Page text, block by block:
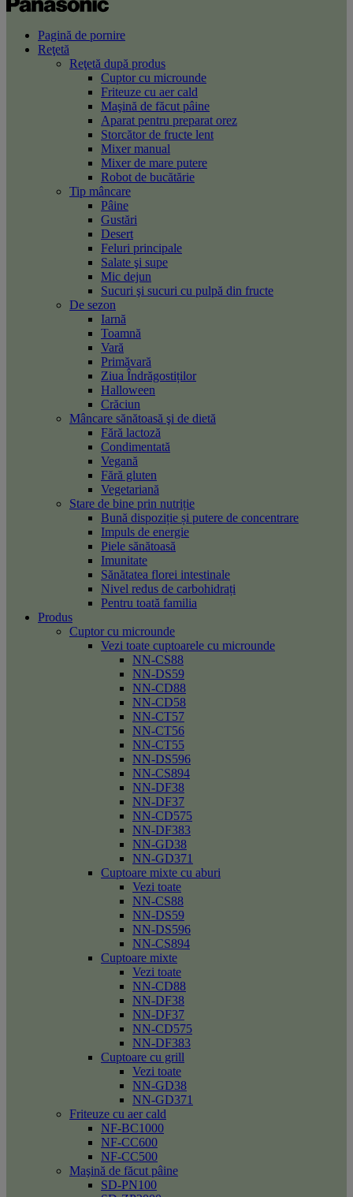
Pagină de pornire
Reţetă
Reţetă după produs
Cuptor cu microunde
Friteuze cu aer cald
Maşină de făcut pâine
Aparat pentru preparat orez
Storcător de fructe lent
Mixer manual
Mixer de mare putere
Robot de bucătărie
Tip mâncare
Pâine
Gustări
Desert
Feluri principale
Salate şi supe
Mic dejun
Sucuri şi sucuri cu pulpă din fructe
De sezon
Iarnă
Toamnă
Vară
Primăvară
Ziua Îndrăgostiților
Halloween
Crăciun
Mâncare sănătoasă şi de dietă
Fără lactoză
Condimentată
Vegană
Fără gluten
Vegetariană
Stare de bine prin nutriție
Bună dispoziție și putere de concentrare
Impuls de energie
Piele sănătoasă
Imunitate
Sănătatea florei intestinale
Nivel redus de carbohidrați
Pentru toată familia
Produs
Cuptor cu microunde
Vezi toate cuptoarele cu microunde
NN-CS88
NN-DS59
NN-CD88
NN-CD58
NN-CT57
NN-CT56
NN-CT55
NN-DS596
NN-CS894
NN-DF38
NN-DF37
NN-CD575
NN-DF383
NN-GD38
NN-GD371
Cuptoare mixte cu aburi
Vezi toate
NN-CS88
NN-DS59
NN-DS596
NN-CS894
Cuptoare mixte
Vezi toate
NN-CD88
NN-DF38
NN-DF37
NN-CD575
NN-DF383
Cuptoare cu grill
Vezi toate
NN-GD38
NN-GD371
Friteuze cu aer cald
NF-BC1000
NF-CC600
NF-CC500
Maşină de făcut pâine
SD-PN100